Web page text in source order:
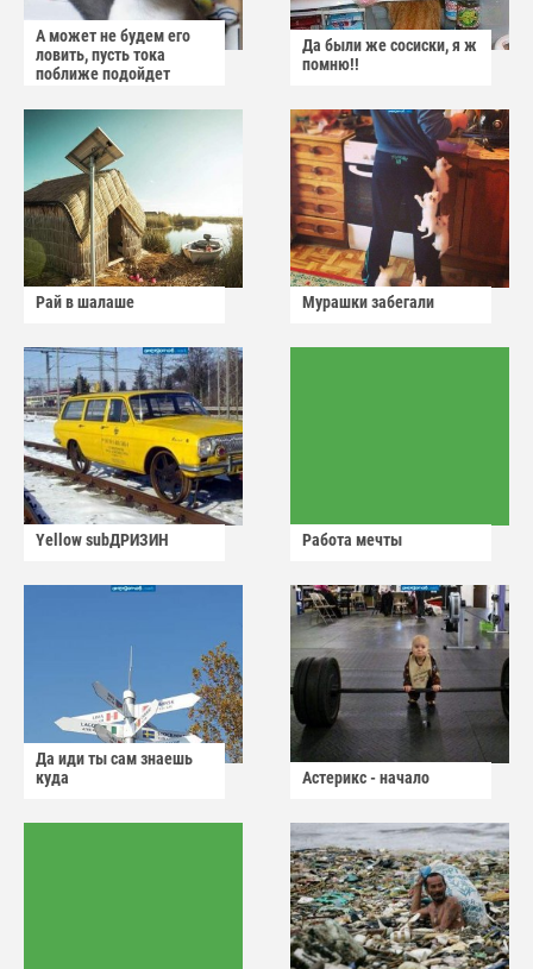
А может не будем его
ловить, пусть тока
поближе подойдет
Да были же сосиски, я ж
помню!!
Рай в шалаше Мурашки забегали
Yellow subДРИЗИН Работа мечты
Да иди ты сам знаешь
куда
Астерикс - начало